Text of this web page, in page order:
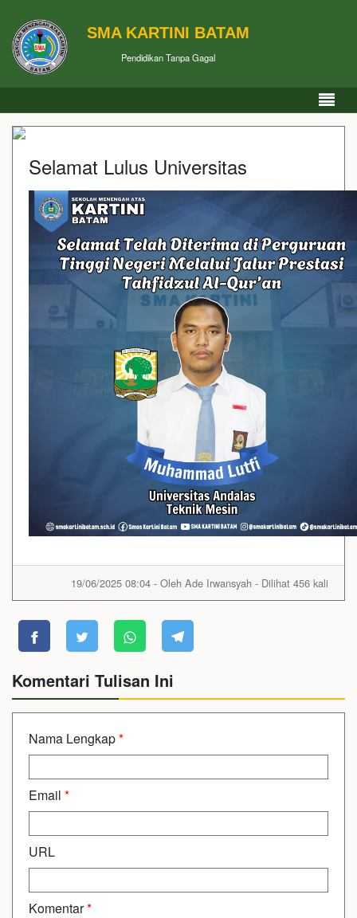
SMA KARTINI BATAM
Pendidikan Tanpa Gagal
Selamat Lulus Universitas
19/06/2025 08:04 - Oleh Ade Irwansyah - Dilihat 456 kali
Komentari Tulisan Ini
Nama Lengkap*
Email *
URL
Komentar*